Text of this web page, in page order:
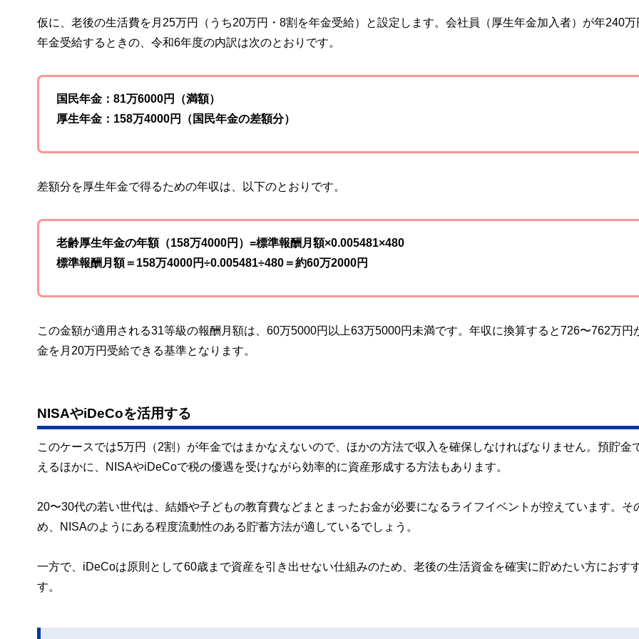
仮に、老後の生活費を月25万円（うち20万円・8割を年金受給）と設定します。会社員（厚生年金加入者）が年240万
年金受給するときの、令和6年度の内訳は次のとおりです。
国民年金：81万6000円（満額）
厚生年金：158万4000円（国民年金の差額分）
差額分を厚生年金で得るための年収は、以下のとおりです。
老齢厚生年金の年額（158万4000円）=標準報酬月額×0.005481×480
標準報酬月額＝158万4000円÷0.005481÷480＝約60万2000円
この金額が適用される31等級の報酬月額は、60万5000円以上63万5000円未満です。年収に換算すると726〜762万円
金を月20万円受給できる基準となります。
NISAやiDeCoを活用する
このケースでは5万円（2割）が年金ではまかなえないので、ほかの方法で収入を確保しなければなりません。預貯金
えるほかに、NISAやiDeCoで税の優遇を受けながら効率的に資産形成する方法もあります。
20〜30代の若い世代は、結婚や子どもの教育費などまとまったお金が必要になるライフイベントが控えています。そ
め、NISAのようにある程度流動性のある貯蓄方法が適しているでしょう。
一方で、iDeCoは原則として60歳まで資産を引き出せない仕組みのため、老後の生活資金を確実に貯めたい方におす
す。